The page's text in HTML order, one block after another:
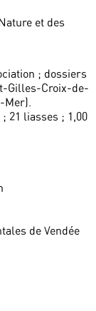
et des
; dossiers
Gilles-Croix-de-
Mer).
21 liasses ; 1,00
de Vendée